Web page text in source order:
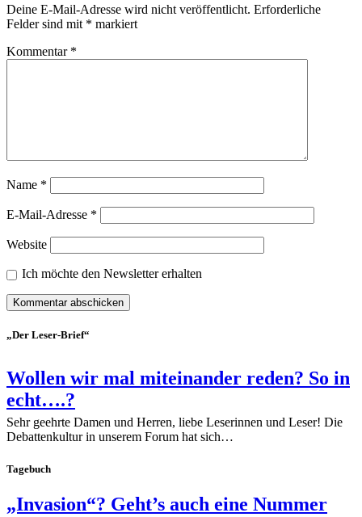
Deine E-Mail-Adresse wird nicht veröffentlicht. Erforderliche
Felder sind mit * markiert
Kommentar *
Name *
E-Mail-Adresse *
Website
Ich möchte den Newsletter erhalten
„Der Leser-Brief“
Wollen wir mal miteinander reden? So in
echt….?
Sehr geehrte Damen und Herren, liebe Leserinnen und Leser! Die
Debattenkultur in unserem Forum hat sich…
Tagebuch
„Invasion“? Geht’s auch eine Nummer